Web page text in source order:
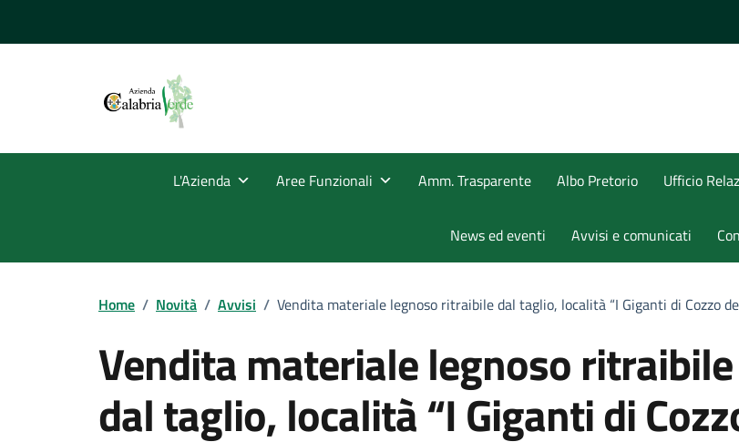
L'Azienda Aree Funzionali Amm. Trasparente Albo Pretorio Ufficio
News ed eventi Avvisi e comunicati
Home / Novità / Avvisi / Vendita materiale legnoso ritraibile dal taglio, località “I Giganti di Cozzo
Vendita materiale legnoso ritraibile
dal taglio, località “I Giganti di